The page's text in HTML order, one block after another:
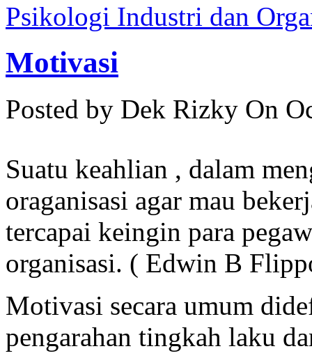
Psikologi Industri dan
Motivasi
Posted by Dek Rizky On
Suatu keahlian , dalam
oraganisasi agar mau
tercapai keingin para
organisasi. ( Edwin B
Motivasi secara umum
pengarahan tingkah laku